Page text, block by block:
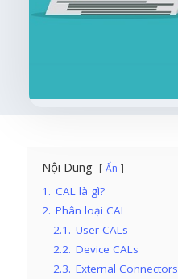
Nội Dung Ẩn
1. CAL là gì?
2. Phân loại CAL
2.1. User CALs
2.2. Device CALs
2.3. External Connectors